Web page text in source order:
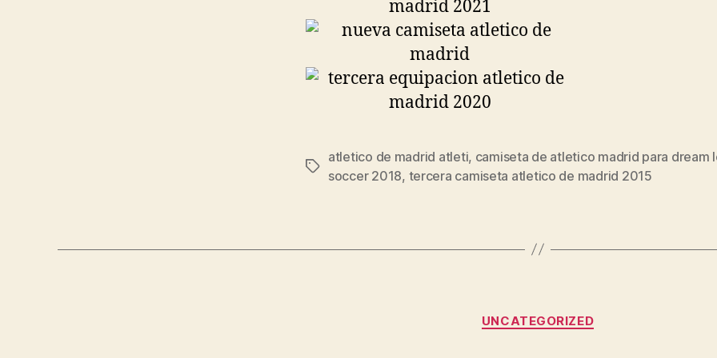
Etiquetas
atletico de madrid atleti, camiseta de atletico madrid para dream
soccer 2018, tercera camiseta atletico de madrid 2015
Categorías
UNCATEGORIZED